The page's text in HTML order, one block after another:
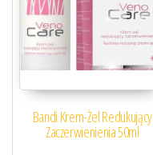
Bandi Krem-Żel Redukujący
Zaczerwienienia 50ml